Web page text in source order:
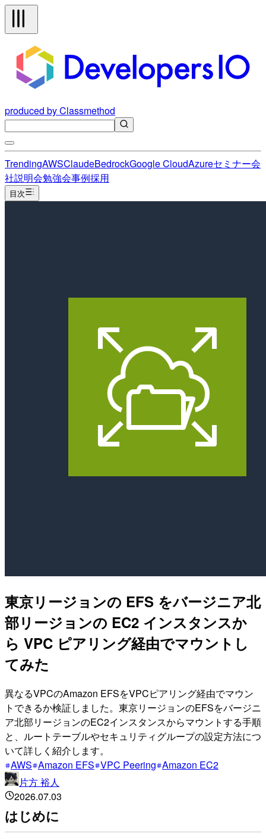
produced by Classmethod
TrendingAWSClaudeBedrockGoogle CloudAzureセミナー会
社説明会勉強会事例採用
目次
東京リージョンの EFS をバージニア北
部リージョンの EC2 インスタンスか
ら VPC ピアリング経由でマウントし
てみた
異なるVPCのAmazon EFSをVPCピアリング経由でマウン
トできるか検証しました。東京リージョンのEFSをバージニ
ア北部リージョンのEC2インスタンスからマウントする手順
と、ルートテーブルやセキュリティグループの設定方法につ
いて詳しく紹介します。
AWS Amazon EFS VPC Peering Amazon EC2
片方 裕人
2026.07.03
はじめに